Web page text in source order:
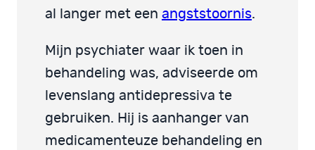
al langer met een angststoornis.
Mijn psychiater waar ik toen in
behandeling was, adviseerde om
levenslang antidepressiva te
gebruiken. Hij is aanhanger van
medicamenteuze behandeling en